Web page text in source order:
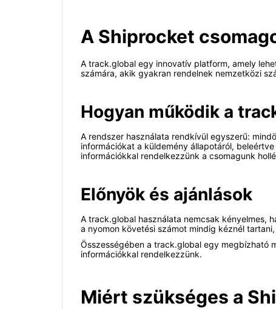
A Shiprocket
A track.global egy innovatív platform, amely
számára, akik gyakran rendelnek nemzetközi
Hogyan működik a
A rendszer használata rendkívül egyszerű:
információkat a küldemény állapotáról,
információkkal rendelkezzünk a csomagunk
Előnyök és ajánlások
A track.global használata nemcsak kényelmes,
a nyomon követési számot mindig kéznél
Összességében a track.global egy megbízható
információkkal rendelkezzünk.
Miért szükséges a